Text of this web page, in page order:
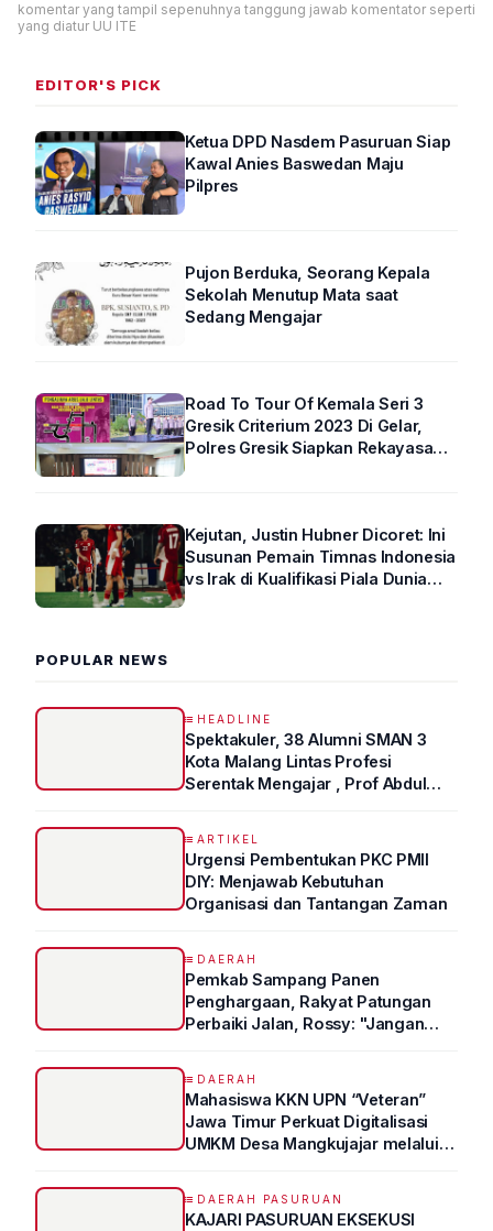
komentar yang tampil sepenuhnya tanggung jawab komentator seperti
yang diatur UU ITE
EDITOR'S PICK
Ketua DPD Nasdem Pasuruan Siap
Kawal Anies Baswedan Maju
Pilpres
Pujon Berduka, Seorang Kepala
Sekolah Menutup Mata saat
Sedang Mengajar
Road To Tour Of Kemala Seri 3
Gresik Criterium 2023 Di Gelar,
Polres Gresik Siapkan Rekayasa
Kejutan, Justin Hubner Dicoret: Ini
Susunan Pemain Timnas Indonesia
vs Irak di Kualifikasi Piala Dunia
POPULAR NEWS
HEADLINE
Spektakuler, 38 Alumni SMAN 3
Kota Malang Lintas Profesi
Serentak Mengajar , Prof Abdul
ARTIKEL
Urgensi Pembentukan PKC PMII
DIY: Menjawab Kebutuhan
Organisasi dan Tantangan Zaman
DAERAH
Pemkab Sampang Panen
Penghargaan, Rakyat Patungan
Perbaiki Jalan, Rossy: "Jangan
DAERAH
Mahasiswa KKN UPN “Veteran”
Jawa Timur Perkuat Digitalisasi
UMKM Desa Mangkujajar melalui
DAERAH PASURUAN
KAJARI PASURUAN EKSEKUSI